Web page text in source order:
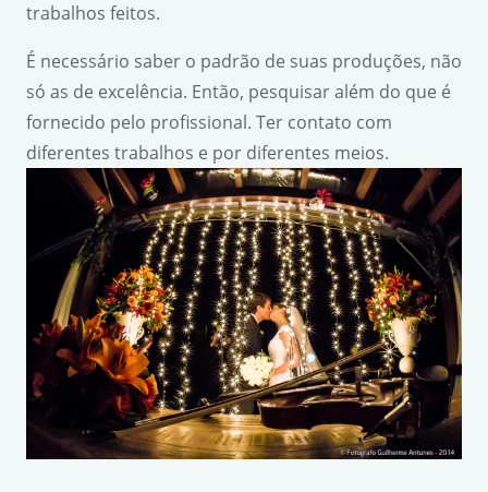
trabalhos feitos.
É necessário saber o padrão de suas produções, não
só as de excelência. Então, pesquisar além do que é
fornecido pelo profissional. Ter contato com
diferentes trabalhos e por diferentes meios.